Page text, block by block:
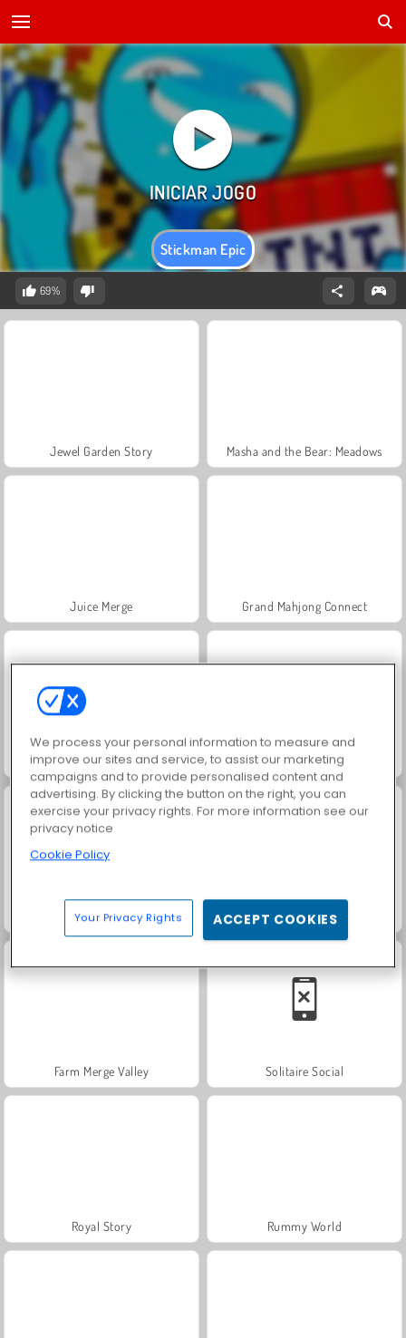
Stickman Epic
69%
Jewel Garden Story Masha and the Bear: Meadows
Juice Merge Grand Mahjong Connect
Heroes of Myths Trollface Quest: USA 2
Scala 40
Farm Merge Valley Solitaire Social
Royal Story Rummy World
We process your personal information to measure and
improve our sites and service, to assist our marketing
campaigns and to provide personalised content and
advertising. By clicking the button on the right, you can
exercise your privacy rights. For more information see our
privacy notice
Cookie Policy
Your Privacy Rights ACCEPT COOKIES